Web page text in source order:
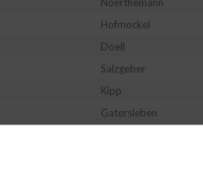
Hofmockel
Doell
Salzgeber
Kipp
Gatersleben